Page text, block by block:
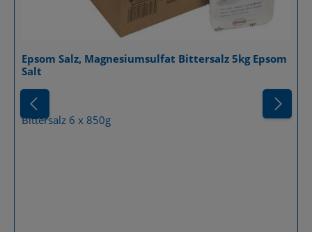
Epsom Salz, Magnesiumsulfat Bittersalz 5kg Epsom
Salt
Bittersalz 6 x 850g